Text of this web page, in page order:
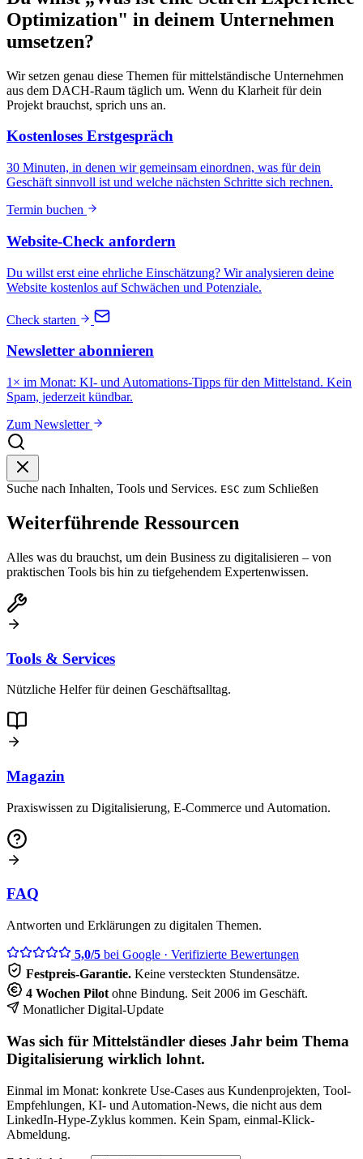
Optimization" in deinem Unternehmen
umsetzen?
Wir setzen genau diese Themen für mittelständische Unternehmen
aus dem DACH-Raum täglich um. Wenn du Klarheit für dein
Projekt brauchst, sprich uns an.
Kostenloses Erstgespräch
30 Minuten, in denen wir gemeinsam einordnen, was für dein
Geschäft sinnvoll ist und welche nächsten Schritte sich rechnen.
Termin buchen
Website-Check anfordern
Du willst erst eine ehrliche Einschätzung? Wir analysieren deine
Website kostenlos auf Schwächen und Potenziale.
Check starten
Newsletter abonnieren
1× im Monat: KI- und Automations-Tipps für den Mittelstand. Kein
Spam, jederzeit kündbar.
Zum Newsletter
Suche nach Inhalten, Tools und Services. ESC zum Schließen
Weiterführende Ressourcen
Alles was du brauchst, um dein Business zu digitalisieren – von
praktischen Tools bis hin zu tiefgehendem Expertenwissen.
Tools & Services
Nützliche Helfer für deinen Geschäftsalltag.
Magazin
Praxiswissen zu Digitalisierung, E-Commerce und Automation.
FAQ
Antworten und Erklärungen zu digitalen Themen.
5,0/5 bei Google · Verifizierte Bewertungen
Festpreis-Garantie. Keine versteckten Stundensätze.
4 Wochen Pilot ohne Bindung. Seit 2006 im Geschäft.
Monatlicher Digital-Update
Was sich für Mittelständler dieses Jahr beim Thema
Digitalisierung wirklich lohnt.
Einmal im Monat: konkrete Use-Cases aus Kundenprojekten, Tool-
Empfehlungen, KI- und Automation-News, die nicht aus dem
LinkedIn-Hype-Zyklus kommen. Kein Spam, einmal-Klick-
Abmeldung.